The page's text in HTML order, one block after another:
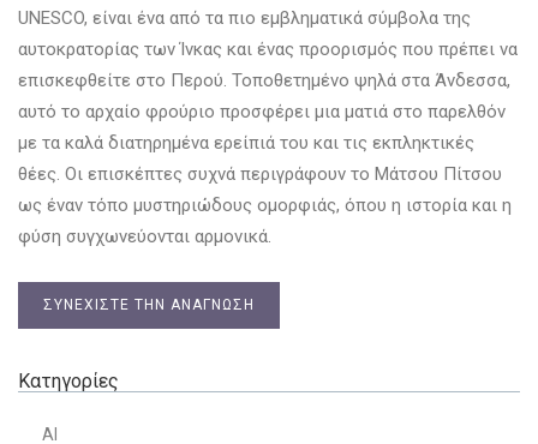
UNESCO, είναι ένα από τα πιο εμβληματικά σύμβολα της
αυτοκρατορίας των Ίνκας και ένας προορισμός που πρέπει να
επισκεφθείτε στο Περού. Τοποθετημένο ψηλά στα Άνδεσσα,
αυτό το αρχαίο φρούριο προσφέρει μια ματιά στο παρελθόν
με τα καλά διατηρημένα ερείπιά του και τις εκπληκτικές
θέες. Οι επισκέπτες συχνά περιγράφουν το Μάτσου Πίτσου
ως έναν τόπο μυστηριώδους ομορφιάς, όπου η ιστορία και η
φύση συγχωνεύονται αρμονικά.
ΣΥΝΕΧΊΣΤΕ ΤΗΝ ΑΝΆΓΝΩΣΗ
Κατηγορίες
AI